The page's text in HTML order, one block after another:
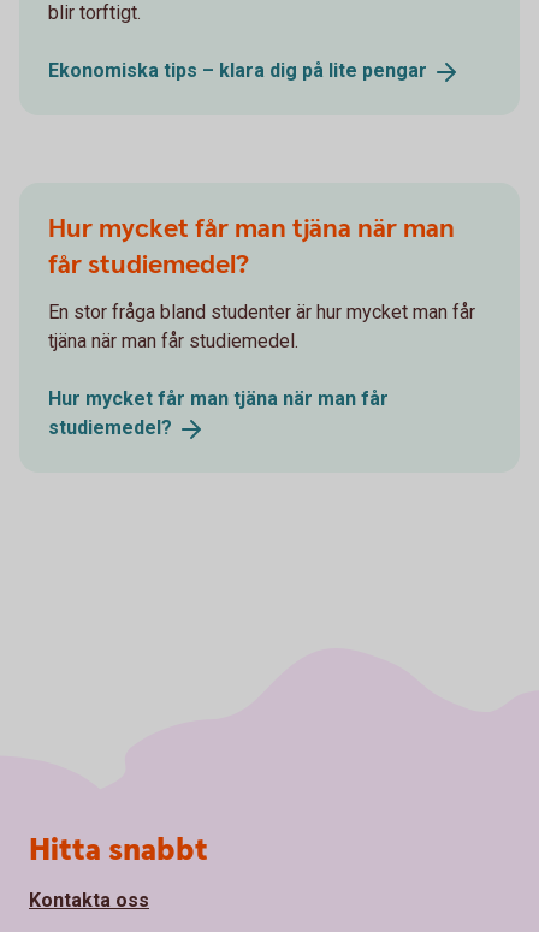
blir torftigt.
Ekonomiska tips – klara dig på lite pengar
Hur mycket får man tjäna när man
får studiemedel?
En stor fråga bland studenter är hur mycket man får
tjäna när man får studiemedel.
Hur mycket får man tjäna när man får
studiemedel?
Sidfot
Hitta snabbt
Kontakta oss